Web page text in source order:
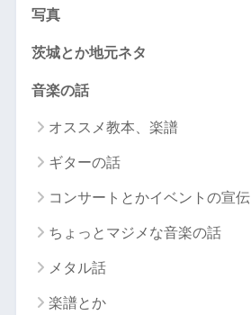
写真
茨城とか地元ネタ
音楽の話
オススメ教本、楽譜
ギターの話
コンサートとかイベントの宣伝
ちょっとマジメな音楽の話
メタル話
楽譜とか